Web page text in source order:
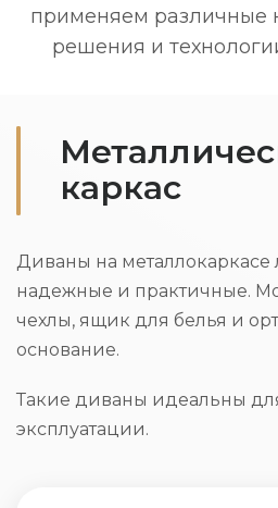
применяем различные
решения и
каркас
Диваны на металлокаркасе
надежные и практичные.
чехлы, ящик для белья и
основание.
Такие диваны идеальны
эксплуатации.